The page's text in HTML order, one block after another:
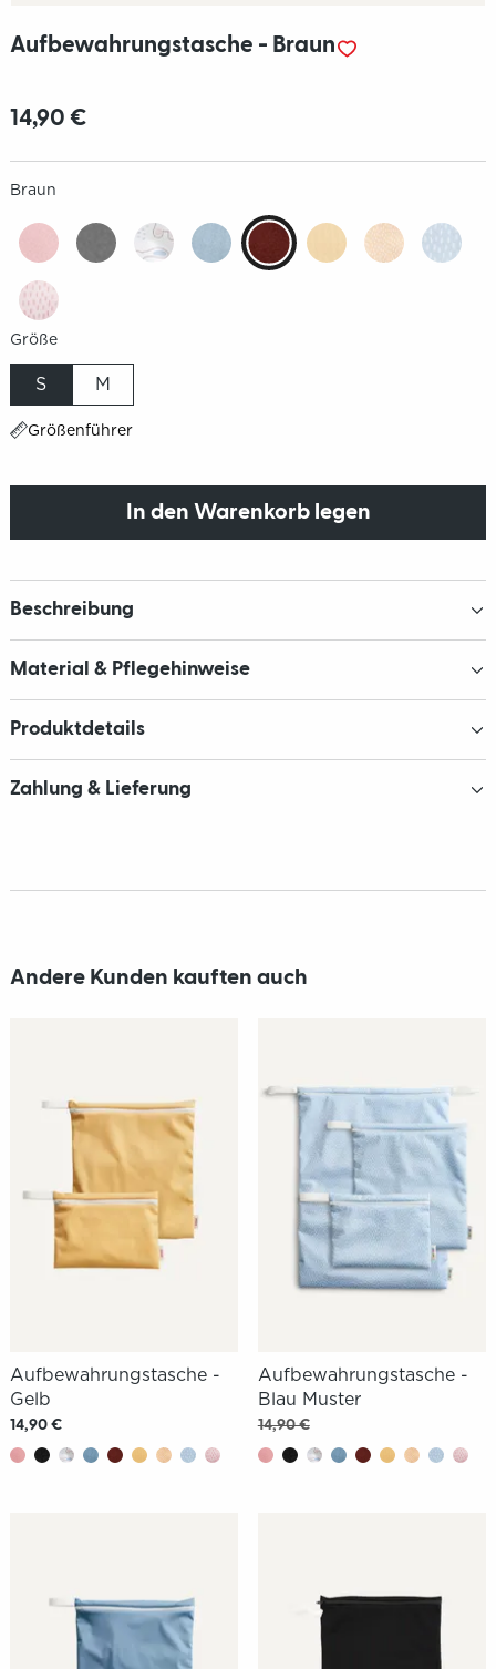
Aufbewahrungstasche - Braun
14,90 €
Braun
Größe
S M
Größenführer
In den Warenkorb legen
Beschreibung
Material & Pflegehinweise
Produktdetails
Zahlung & Lieferung
Andere Kunden kauften auch
Aufbewahrungstasche -
Gelb
14,90 €
Aufbewahrungstasche -
Blau Muster
14,90 €